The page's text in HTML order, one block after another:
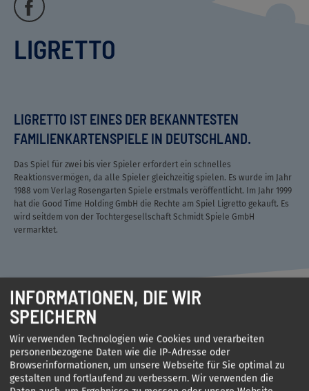
LIGRETTO
LIGRETTO IST EINES DER BEKANNTESTEN
FAMILIENKARTENSPIELE IN DEUTSCHLAND.
Das Spiel für zwei bis vier Spieler erfordert ein schnelles
Reaktionsvermögen, da alle Spieler gleichzeitig spielen. Es wurde im Jahr
1988 vom Verlag Rosengarten Spiele erstmals veröffentlicht. Im Jahr 1999
hat die Good Time Holding GmbH die Rechte am Spiel Ligretto gekauft. Es
wird seitdem von der Tochtergesellschaft Schmidt Spiele GmbH
vermarktet.
2, 4, 6, 8, 10 – 12! „LIGRETTO“ SPRENGT ALLE
GRENZEN.
INFORMATIONEN, DIE WIR
SPEICHERN
Wir verwenden Technologien wie Cookies und verarbeiten
personenbezogene Daten wie die IP-Adresse oder
Browserinformationen, um unsere Webseite für Sie optimal zu
gestalten und fortlaufend zu verbessern. Wir verwenden die